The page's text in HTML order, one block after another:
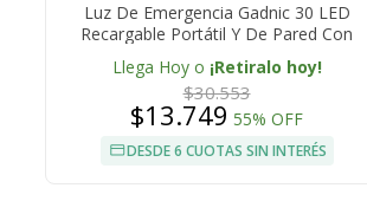
Luz De Emergencia Gadnic 30 LED
Recargable Portátil Y De Pared Con
Batería Integrada
Llega Hoy o ¡Retiralo hoy!
$30.553
$13.749 55% OFF
DESDE 6 CUOTAS SIN INTERÉS